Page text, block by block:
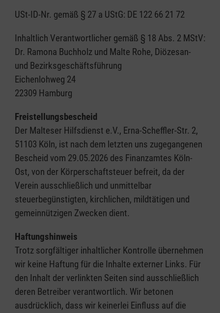
USt-ID-Nr. gemäß § 27 a UStG: DE 122 66 21 72
Inhaltlich Verantwortlicher gemäß § 18 Abs. 2 MStV:
Dr. Ramona Buchholz und Malte Rohe, Diözesan-
und Bezirksgeschäftsführung
Eichenlohweg 24
22309 Hamburg
Freistellungsbescheid
Der Malteser Hilfsdienst e.V., Erna-Scheffler-Str. 2,
51103 Köln, ist nach dem letzten uns zugegangenen
Bescheid vom 29.05.2026 des Finanzamtes Köln-
Ost, von der Körperschaftsteuer befreit, da der
Verein ausschließlich und unmittelbar
steuerbegünstigten, kirchlichen, mildtätigen und
gemeinnützigen Zwecken dient.
Haftungshinweis
Trotz sorgfältiger inhaltlicher Kontrolle übernehmen
wir keine Haftung für die Inhalte externer Links. Für
den Inhalt der verlinkten Seiten sind ausschließlich
deren Betreiber verantwortlich. Wir betonen
ausdrücklich, dass wir keinerlei Einfluss auf die